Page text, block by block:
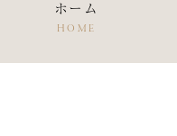
ホーム
HOME